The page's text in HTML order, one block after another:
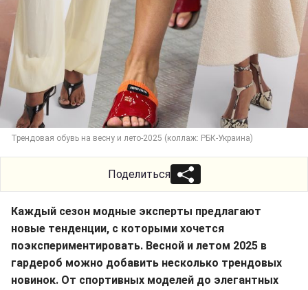
Трендовая обувь на весну и лето-2025 (коллаж: РБК-Украина)
Поделиться
Каждый сезон модные эксперты предлагают
новые тенденции, с которыми хочется
поэкспериментировать. Весной и летом 2025 в
гардероб можно добавить несколько трендовых
новинок. От спортивных моделей до элегантных